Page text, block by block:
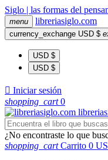
Siglo | las formas del
menu libreriasiglo.com
currency_exchange USD $
USD $
USD $
 Iniciar sesión
shopping_cart 0
libreria
¿No encontraste lo que
shopping_cart Carrito 0